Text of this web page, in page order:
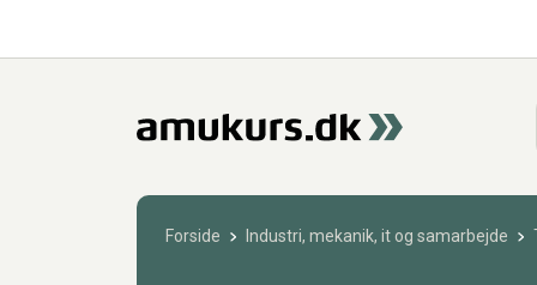
Forside Industri, mekanik, it og samarbejde